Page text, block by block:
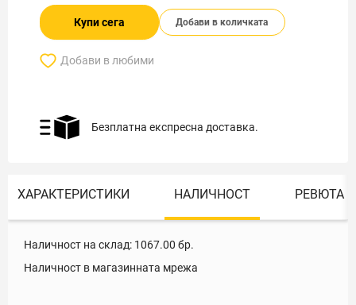
Купи сега Добави в количката
Добави в любими
Безплатна експресна доставка.
ХАРАКТЕРИСТИКИ НАЛИЧНОСТ РЕВЮТА
Наличност на склад: 1067.00 бр.
Наличност в магазинната мрежа